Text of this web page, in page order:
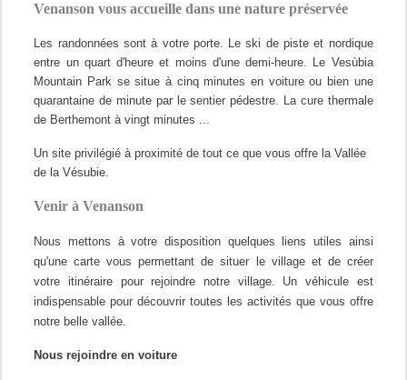
Venanson vous accueille dans une nature préservée
Les randonnées sont à votre porte. Le ski de piste et nordique
entre un quart d'heure et moins d'une demi-heure. Le Vesùbia
Mountain Park se situe à cinq minutes en voiture ou bien une
quarantaine de minute par le sentier pédestre. La cure thermale
de Berthemont à vingt minutes ...
Un site privilégié à proximité de tout ce que vous offre la Vallée
de la Vésubie.
Venir à Venanson
Nous mettons à votre disposition quelques liens utiles ainsi
qu'une carte vous permettant de situer le village et de créer
votre itinéraire pour rejoindre notre village. Un véhicule est
indispensable pour découvrir toutes les activités que vous offre
notre belle vallée.
Nous rejoindre en voiture